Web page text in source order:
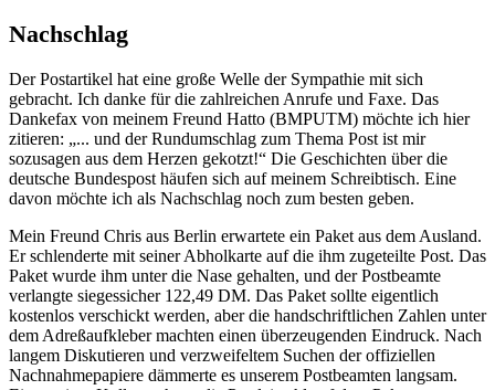
Nachschlag
Der Postartikel hat eine große Welle der Sympathie mit sich
gebracht. Ich danke für die zahlreichen Anrufe und Faxe. Das
Dankefax von meinem Freund Hatto (BMPUTM) möchte ich hier
zitieren: „... und der Rundumschlag zum Thema Post ist mir
sozusagen aus dem Herzen gekotzt!“ Die Geschichten über die
deutsche Bundespost häufen sich auf meinem Schreibtisch. Eine
davon möchte ich als Nachschlag noch zum besten geben.
Mein Freund Chris aus Berlin erwartete ein Paket aus dem Ausland.
Er schlenderte mit seiner Abholkarte auf die ihm zugeteilte Post. Das
Paket wurde ihm unter die Nase gehalten, und der Postbeamte
verlangte siegessicher 122,49 DM. Das Paket sollte eigentlich
kostenlos verschickt werden, aber die handschriftlichen Zahlen unter
dem Adreßaufkleber machten einen überzeugenden Eindruck. Nach
langem Diskutieren und verzweifeltem Suchen der offiziellen
Nachnahmepapiere dämmerte es unserem Postbeamten langsam.